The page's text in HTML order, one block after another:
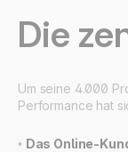
Die
Um seine 4.000
Performance hat
• Das Online-